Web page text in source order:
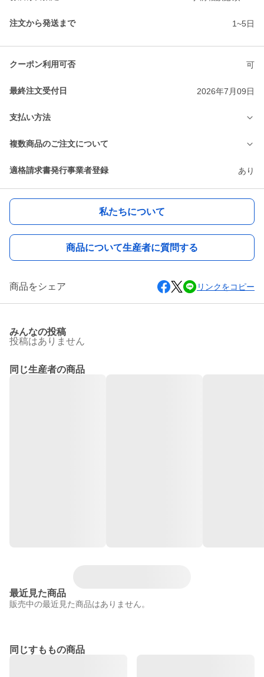
注文から発送まで 1~5日
クーポン利用可否 可
最終注文受付日 2026年7月09日
支払い方法
複数商品のご注文について
適格請求書発行事業者登録 あり
私たちについて
商品について生産者に質問する
商品をシェア リンクをコピー
みんなの投稿
投稿はありません
同じ生産者の商品
最近見た商品
販売中の最近見た商品はありません。
同じすももの商品